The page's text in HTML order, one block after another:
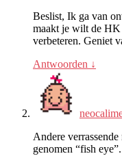
Beslist, Ik ga van
maakt je wilt de HK
verbeteren. Geniet
Antwoorden ↓
Andere
genomen “fish eye”.